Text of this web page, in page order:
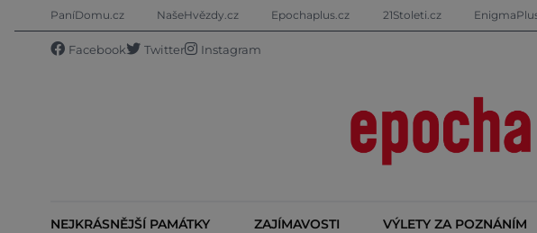
PaníDomu.cz NašeHvězdy.cz Epochaplus.cz 21Stoleti.cz
Facebook Twitter Instagram
NEJKRÁSNĚJŠÍ PAMÁTKY ZAJÍMAVOSTI VÝLETY ZA POZNÁNÍM